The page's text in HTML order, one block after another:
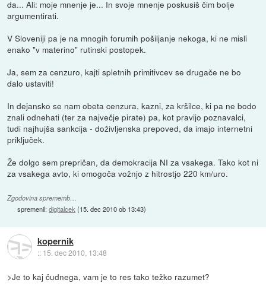
da... Ali: moje mnenje je... In svoje mnenje poskusiš čim bolje
argumentirati.
V Sloveniji pa je na mnogih forumih pošiljanje nekoga, ki ne misli
enako "v materino" rutinski postopek.
Ja, sem za cenzuro, kajti spletnih primitivcev se drugače ne bo
dalo ustaviti!
In dejansko se nam obeta cenzura, kazni, za kršilce, ki pa ne bodo
znali odnehati (ter za največje pirate) pa, kot pravijo poznavalci,
tudi najhujša sankcija - doživljenska prepoved, da imajo internetni
priključek.
Že dolgo sem prepričan, da demokracija NI za vsakega. Tako kot ni
za vsakega avto, ki omogoča vožnjo z hitrostjo 220 km/uro.
Zgodovina sprememb…
spremenil:digitalcek (15. dec 2010 ob 13:43)
kopernik
:: 15. dec 2010, 13:48
>Je to kaj čudnega, vam je to res tako težko razumet?